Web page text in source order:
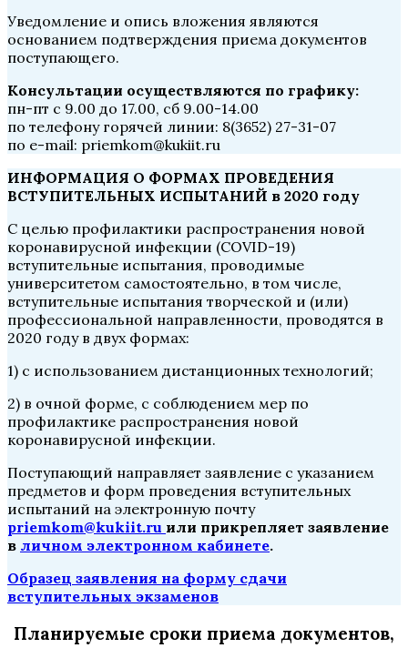
Уведомление и опись вложения являются
основанием подтверждения приема документов
поступающего.
Консультации осуществляются по графику:
пн-пт с 9.00 до 17.00, сб 9.00-14.00
по телефону горячей линии: 8(3652) 27-31-07
по e-mail: priemkom@kukiit.ru
ИНФОРМАЦИЯ О ФОРМАХ ПРОВЕДЕНИЯ
ВСТУПИТЕЛЬНЫХ ИСПЫТАНИЙ в 2020 году
С целью профилактики распространения новой
коронавирусной инфекции (COVID-19)
вступительные испытания, проводимые
университетом самостоятельно, в том числе,
вступительные испытания творческой и (или)
профессиональной направленности, проводятся в
2020 году в двух формах:
1) с использованием дистанционных технологий;
2) в очной форме, с соблюдением мер по
профилактике распространения новой
коронавирусной инфекции.
Поступающий направляет заявление с указанием
предметов и форм проведения вступительных
испытаний на электронную почту
priemkom@kukiit.ru или прикрепляет заявление
в личном электронном кабинете.
Образец заявления на форму сдачи
вступительных экзаменов
Планируемые сроки приема документов,